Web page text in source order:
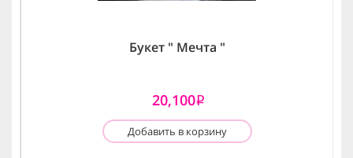
Букет " Мечта "
20,100i
Добавить в корзину